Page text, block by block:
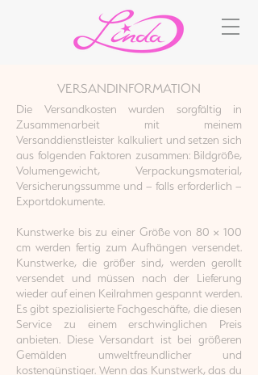
VERSANDINFORMATION
Die Versandkosten wurden sorgfältig in
Zusammenarbeit mit meinem
Versanddienstleister kalkuliert und setzen sich
aus folgenden Faktoren zusammen: Bildgröße,
Volumengewicht, Verpackungsmaterial,
Versicherungssumme und – falls erforderlich –
Exportdokumente.
Kunstwerke bis zu einer Größe von 80 × 100
cm werden fertig zum Aufhängen versendet.
Kunstwerke, die größer sind, werden gerollt
versendet und müssen nach der Lieferung
wieder auf einen Keilrahmen gespannt werden.
Es gibt spezialisierte Fachgeschäfte, die diesen
Service zu einem erschwinglichen Preis
anbieten. Diese Versandart ist bei größeren
Gemälden umweltfreundlicher und
kostengünstiger. Wenn das Kunstwerk, das du